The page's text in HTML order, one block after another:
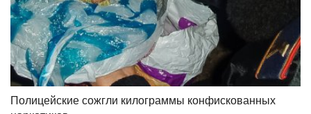
Полицейские сожгли килограммы конфискованных